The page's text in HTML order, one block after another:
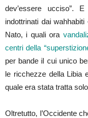
dev’essere ucciso”.
indottrinati dai wahhabiti
Nato, i quali ora
centri della
per bande il cui unico
le ricchezze della Libia
quale era stata tratta
Oltretutto, l’Occidente